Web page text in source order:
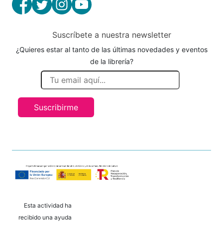
Suscríbete a nuestra newsletter
¿Quieres estar al tanto de las últimas novedades y eventos
de la librería?
Suscribirme
Esta actividad ha
recibido una ayuda